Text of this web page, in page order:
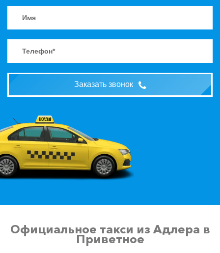
Заказать звонок
Официальное такси из Адлера в
Приветное